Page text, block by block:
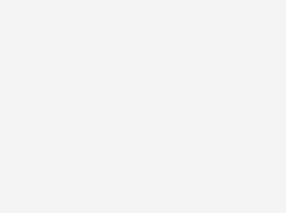
will seine Produktionskapazitäten
ersten Massenfertigungsanlage geht
benötigten Maschinen voran, die die
in Zukunft automatisieren.